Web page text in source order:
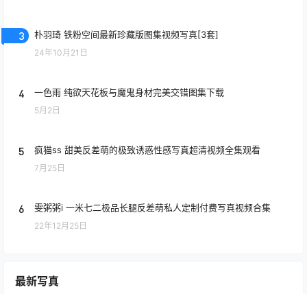
3 朴羽琦 铁粉空间最新珍藏版图集视频写真[3套]
24年10月21日
4 一色雨 纯欲天花板与魔鬼身材完美交错图集下载
5月2日
5 疯猫ss 甜美反差萌的极致诱惑性感写真超清视频全集观看
7月25日
6 雯粥粥i 一米七二极品长腿反差萌私人定制付费写真视频合集
22年12月25日
最新写真